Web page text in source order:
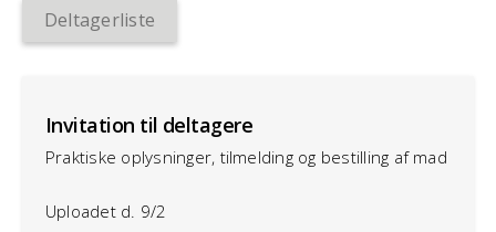
Deltagerliste
Invitation til deltagere
Praktiske oplysninger, tilmelding og bestilling af mad
Uploadet d. 9/2